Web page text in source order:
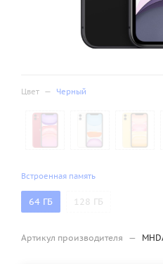
Цвет — Черный
Встроенная память
64 ГБ 128 ГБ
Артикул производителя —